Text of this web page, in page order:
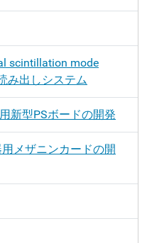
scintillation mode
み出しシステム
新型PSボードの開発
メザニンカードの開